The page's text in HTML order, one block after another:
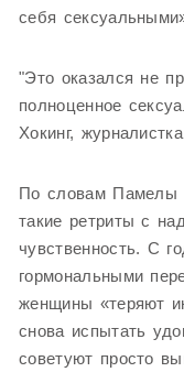
себя
"Это оказался не
полноценное
Хокинг,
По словам Памелы
такие ретриты с
чувственность. С
гормональными
женщины «теряют
снова испытать
советуют просто